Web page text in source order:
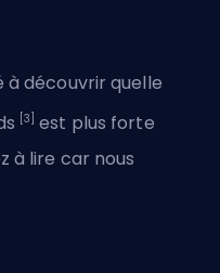
à découvrir quelle
[3] est plus forte
à lire car nous